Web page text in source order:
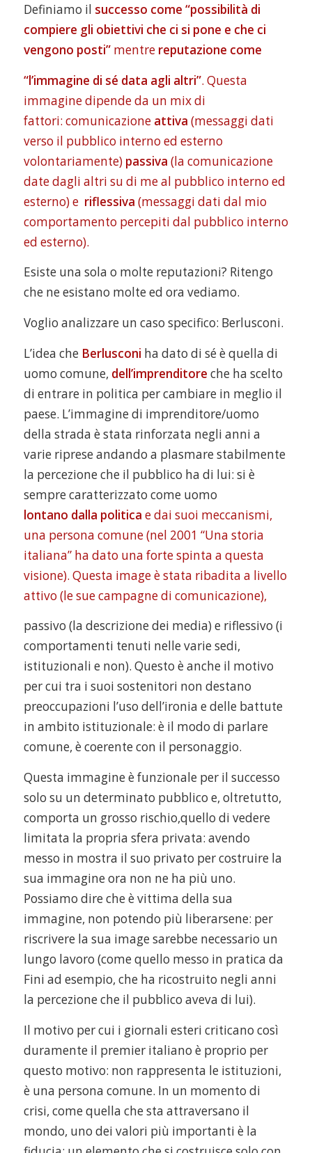
Definiamo il successo come “possibilità di
compiere gli obiettivi che ci si pone e che ci
vengono posti”mentre reputazione come
“l’immagine di sé data agli altri”. Questa
immagine dipende da un mix di
fattori: comunicazione attiva (messaggi dati
verso il pubblico interno ed esterno
volontariamente) passiva (la comunicazione
date dagli altri su di me al pubblico interno ed
esterno) e riflessiva (messaggi dati dal mio
comportamento percepiti dal pubblico interno
ed esterno).
Esiste una sola o molte reputazioni? Ritengo
che ne esistano molte ed ora vediamo.
Voglio analizzare un caso specifico: Berlusconi.
L’idea che Berlusconi ha dato di sé è quella di
uomo comune, dell’imprenditore che ha scelto
di entrare in politica per cambiare in meglio il
paese. L’immagine di imprenditore/uomo
della strada è stata rinforzata negli anni a
varie riprese andando a plasmare stabilmente
la percezione che il pubblico ha di lui: si è
sempre caratterizzato come uomo
lontano dalla politica e dai suoi meccanismi,
una persona comune (nel 2001 “Una storia
italiana” ha dato una forte spinta a questa
visione). Questa image è stata ribadita a livello
attivo (le sue campagne di comunicazione),
passivo (la descrizione dei media) e riflessivo (i
comportamenti tenuti nelle varie sedi,
istituzionali e non). Questo è anche il motivo
per cui tra i suoi sostenitori non destano
preoccupazioni l’uso dell’ironia e delle battute
in ambito istituzionale: è il modo di parlare
comune, è coerente con il personaggio.
Questa immagine è funzionale per il successo
solo su un determinato pubblico e, oltretutto,
comporta un grosso rischio,quello di vedere
limitata la propria sfera privata: avendo
messo in mostra il suo privato per costruire la
sua immagine ora non ne ha più uno.
Possiamo dire che è vittima della sua
immagine, non potendo più liberarsene: per
riscrivere la sua image sarebbe necessario un
lungo lavoro (come quello messo in pratica da
Fini ad esempio, che ha ricostruito negli anni
la percezione che il pubblico aveva di lui).
Il motivo per cui i giornali esteri criticano così
duramente il premier italiano è proprio per
questo motivo: non rappresenta le istituzioni,
è una persona comune. In un momento di
crisi, come quella che sta attraversano il
mondo, uno dei valori più importanti è la